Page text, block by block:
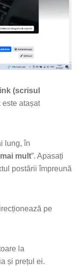
(scrisul
este atașat
lung, în
mult”. Apasați
postării împreună
pe
la
și prețul ei.
AI Agent